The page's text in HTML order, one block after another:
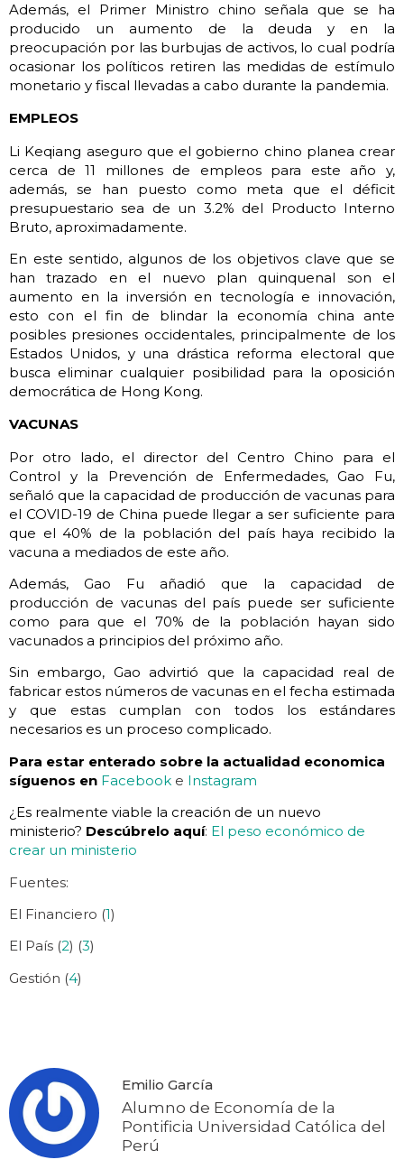
Además, el Primer Ministro chino señala que se ha
producido un aumento de la deuda y en la
preocupación por las burbujas de activos, lo cual podría
ocasionar los políticos retiren las medidas de estímulo
monetario y fiscal llevadas a cabo durante la pandemia.
EMPLEOS
Li Keqiang aseguro que el gobierno chino planea crear
cerca de 11 millones de empleos para este año y,
además, se han puesto como meta que el déficit
presupuestario sea de un 3.2% del Producto Interno
Bruto, aproximadamente.
En este sentido, algunos de los objetivos clave que se
han trazado en el nuevo plan quinquenal son el
aumento en la inversión en tecnología e innovación,
esto con el fin de blindar la economía china ante
posibles presiones occidentales, principalmente de los
Estados Unidos, y una drástica reforma electoral que
busca eliminar cualquier posibilidad para la oposición
democrática de Hong Kong.
VACUNAS
Por otro lado, el director del Centro Chino para el
Control y la Prevención de Enfermedades, Gao Fu,
señaló que la capacidad de producción de vacunas para
el COVID-19 de China puede llegar a ser suficiente para
que el 40% de la población del país haya recibido la
vacuna a mediados de este año.
Además, Gao Fu añadió que la capacidad de
producción de vacunas del país puede ser suficiente
como para que el 70% de la población hayan sido
vacunados a principios del próximo año.
Sin embargo, Gao advirtió que la capacidad real de
fabricar estos números de vacunas en el fecha estimada
y que estas cumplan con todos los estándares
necesarios es un proceso complicado.
Para estar enterado sobre la actualidad economica
síguenos en Facebook e Instagram
¿Es realmente viable la creación de un nuevo
ministerio? Descúbrelo aquí: El peso económico de
crear un ministerio
Fuentes:
El Financiero (1)
El País (2) (3)
Gestión (4)
Emilio García
Alumno de Economía de la
Pontificia Universidad Católica del
Perú